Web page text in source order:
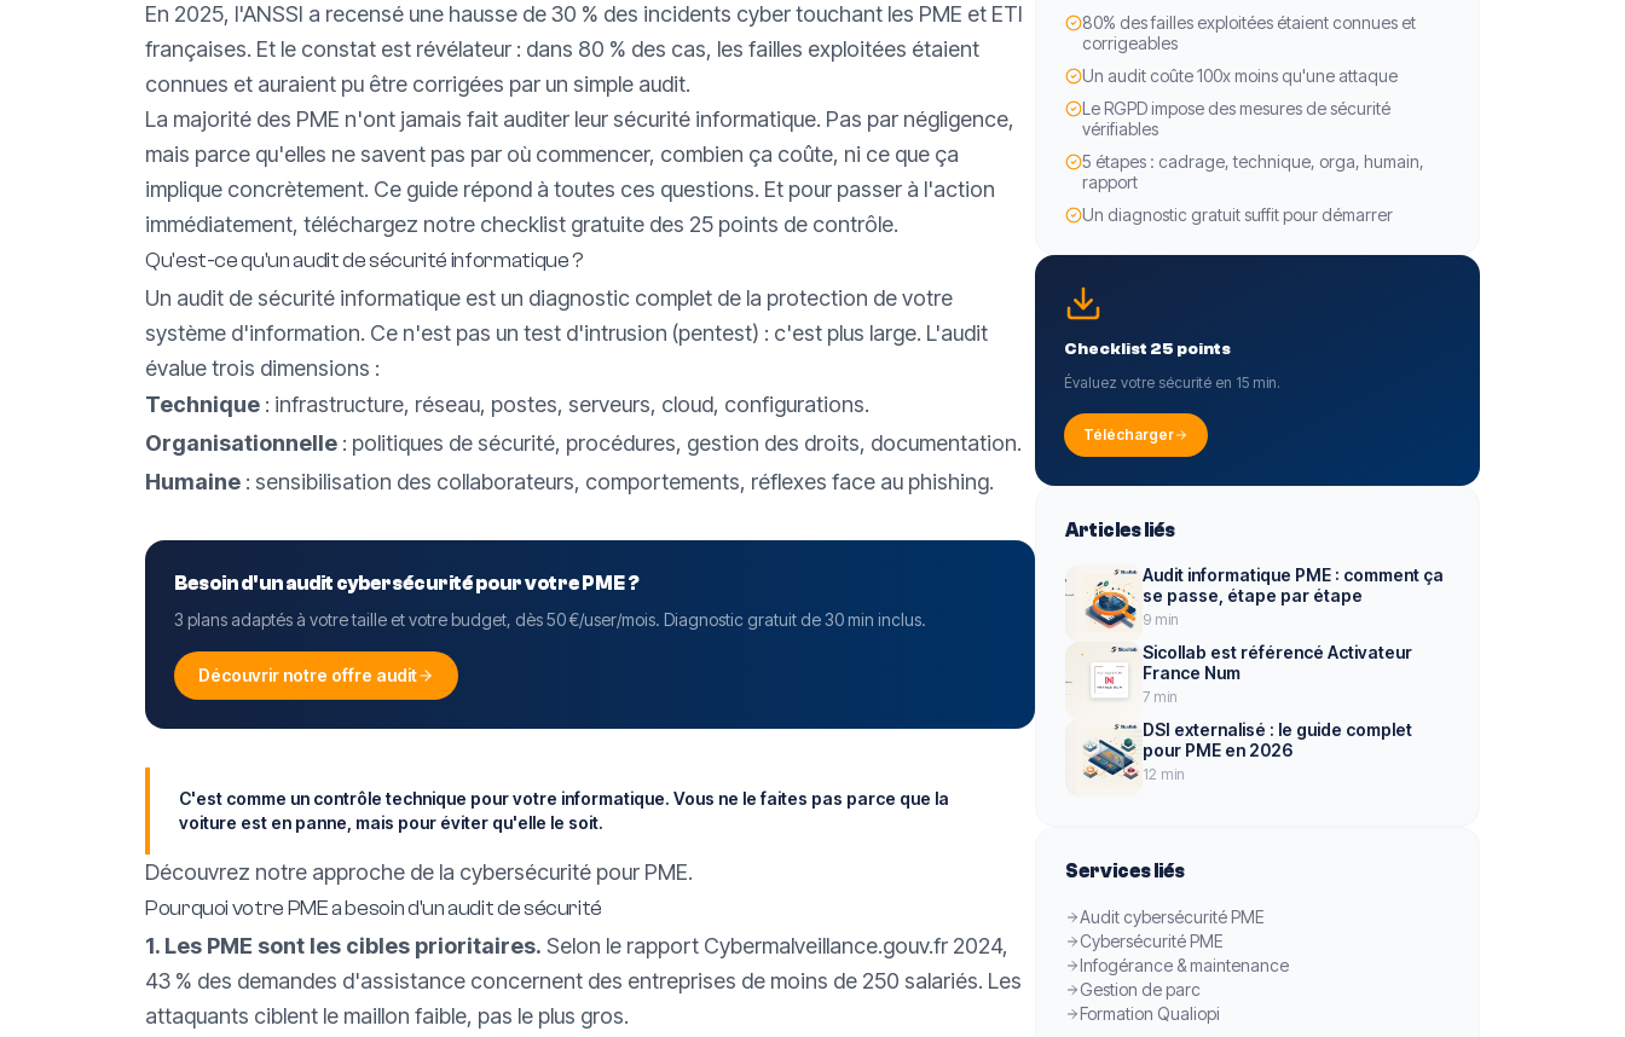
En 2025, l'ANSSI a recensé une hausse de 30 % des incidents cyber touchant les PME et ETI
françaises. Et le constat est révélateur : dans 80 % des cas, les failles exploitées étaient
connues et auraient pu être corrigées par un simple audit.
La majorité des PME n'ont jamais fait auditer leur sécurité informatique. Pas par négligence,
mais parce qu'elles ne savent pas par où commencer, combien ça coûte, ni ce que ça
implique concrètement. Ce guide répond à toutes ces questions. Et pour passer à l'action
immédiatement, téléchargez notre checklist gratuite des 25 points de contrôle.
Qu'est-ce qu'un audit de sécurité informatique ?
Un audit de sécurité informatique est un diagnostic complet de la protection de votre
système d'information. Ce n'est pas un test d'intrusion (pentest) : c'est plus large. L'audit
évalue trois dimensions :
Technique : infrastructure, réseau, postes, serveurs, cloud, configurations.
Organisationnelle : politiques de sécurité, procédures, gestion des droits, documentation.
Humaine : sensibilisation des collaborateurs, comportements, réflexes face au phishing.
Besoin d'un audit cybersécurité pour votre PME ?
3 plans adaptés à votre taille et votre budget, dès 50 €/user/mois. Diagnostic gratuit de 30 min inclus.
Découvrir notre offre audit
C'est comme un contrôle technique pour votre informatique. Vous ne le faites pas parce que la
voiture est en panne, mais pour éviter qu'elle le soit.
Découvrez notre approche de la cybersécurité pour PME.
Pourquoi votre PME a besoin d'un audit de sécurité
1. Les PME sont les cibles prioritaires. Selon le rapport Cybermalveillance.gouv.fr 2024,
43 % des demandes d'assistance concernent des entreprises de moins de 250 salariés. Les
attaquants ciblent le maillon faible, pas le plus gros.
80% des failles exploitées étaient connues et
corrigeables
Un audit coûte 100x moins qu'une attaque
Le RGPD impose des mesures de sécurité
vérifiables
5 étapes : cadrage, technique, orga, humain,
rapport
Un diagnostic gratuit suffit pour démarrer
Checklist 25 points
Évaluez votre sécurité en 15 min.
Télécharger
Articles liés
Audit informatique PME : comment ça
se passe, étape par étape
9 min
Sicollab est référencé Activateur
France Num
7 min
DSI externalisé : le guide complet
pour PME en 2026
12 min
Services liés
Audit cybersécurité PME
Cybersécurité PME
Infogérance & maintenance
Gestion de parc
Formation Qualiopi